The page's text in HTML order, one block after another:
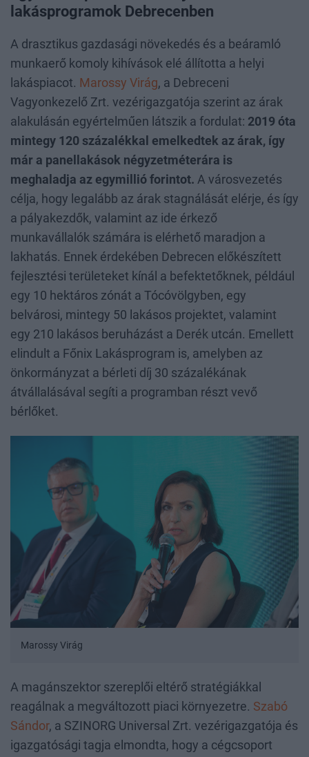
lakásprogramok Debrecenben
A drasztikus gazdasági növekedés és a beáramló
munkaerő komoly kihívások elé állította a helyi
lakáspiacot. Marossy Virág, a Debreceni
Vagyonkezelő Zrt. vezérigazgatója szerint az árak
alakulásán egyértelműen látszik a fordulat: 2019 óta
mintegy 120 százalékkal emelkedtek az árak, így
már a panellakások négyzetméterára is
meghaladja az egymillió forintot. A városvezetés
célja, hogy legalább az árak stagnálását elérje, és így
a pályakezdők, valamint az ide érkező
munkavállalók számára is elérhető maradjon a
lakhatás. Ennek érdekében Debrecen előkészített
fejlesztési területeket kínál a befektetőknek, például
egy 10 hektáros zónát a Tócóvölgyben, egy
belvárosi, mintegy 50 lakásos projektet, valamint
egy 210 lakásos beruházást a Derék utcán. Emellett
elindult a Főnix Lakásprogram is, amelyben az
önkormányzat a bérleti díj 30 százalékának
átvállalásával segíti a programban részt vevő
bérlőket.
Marossy Virág
A magánszektor szereplői eltérő stratégiákkal
reagálnak a megváltozott piaci környezetre. Szabó
Sándor, a SZINORG Universal Zrt. vezérigazgatója és
igazgatósági tagja elmondta, hogy a cégcsoport